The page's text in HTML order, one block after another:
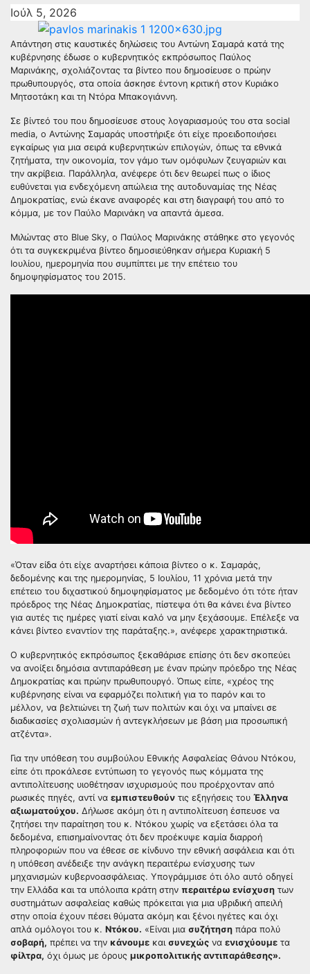
Ιούλ 5, 2026
Απάντηση στις καυστικές δηλώσεις του Αντώνη Σαμαρά κατά της
κυβέρνησης έδωσε ο κυβερνητικός εκπρόσωπος Παύλος
Μαρινάκης, σχολιάζοντας τα βίντεο που δημοσίευσε ο πρώην
πρωθυπουργός, στα οποία άσκησε έντονη κριτική στον Κυριάκο
Μητσοτάκη και τη Ντόρα Μπακογιάννη.
Σε βίντεό του που δημοσίευσε στους λογαριασμούς του στα social
media, ο Αντώνης Σαμαράς υποστήριξε ότι είχε προειδοποιήσει
εγκαίρως για μια σειρά κυβερνητικών επιλογών, όπως τα εθνικά
ζητήματα, την οικονομία, τον γάμο των ομόφυλων ζευγαριών και
την ακρίβεια. Παράλληλα, ανέφερε ότι δεν θεωρεί πως ο ίδιος
ευθύνεται για ενδεχόμενη απώλεια της αυτοδυναμίας της Νέας
Δημοκρατίας, ενώ έκανε αναφορές και στη διαγραφή του από το
κόμμα, με τον Παύλο Μαρινάκη να απαντά άμεσα.
Μιλώντας στο Blue Sky, ο Παύλος Μαρινάκης στάθηκε στο γεγονός
ότι τα συγκεκριμένα βίντεο δημοσιεύθηκαν σήμερα Κυριακή 5
Ιουλίου, ημερομηνία που συμπίπτει με την επέτειο του
δημοψηφίσματος του 2015.
«Όταν είδα ότι είχε αναρτήσει κάποια βίντεο ο κ. Σαμαράς,
δεδομένης και της ημερομηνίας, 5 Ιουλίου, 11 χρόνια μετά την
επέτειο του διχαστικού δημοψηφίσματος με δεδομένο ότι τότε ήταν
πρόεδρος της Νέας Δημοκρατίας, πίστεψα ότι θα κάνει ένα βίντεο
για αυτές τις ημέρες γιατί είναι καλό να μην ξεχάσουμε. Επέλεξε να
κάνει βίντεο εναντίον της παράταξης.», ανέφερε χαρακτηριστικά.
Ο κυβερνητικός εκπρόσωπος ξεκαθάρισε επίσης ότι δεν σκοπεύει
να ανοίξει δημόσια αντιπαράθεση με έναν πρώην πρόεδρο της Νέας
Δημοκρατίας και πρώην πρωθυπουργό. Όπως είπε, «χρέος της
κυβέρνησης είναι να εφαρμόζει πολιτική για το παρόν και το
μέλλον, να βελτιώνει τη ζωή των πολιτών και όχι να μπαίνει σε
διαδικασίες σχολιασμών ή αντεγκλήσεων με βάση μια προσωπική
ατζέντα».
Για την υπόθεση του συμβούλου Εθνικής Ασφαλείας Θάνου Ντόκου,
είπε ότι προκάλεσε εντύπωση το γεγονός πως κόμματα της
αντιπολίτευσης υιοθέτησαν ισχυρισμούς που προέρχονταν από
ρωσικές πηγές, αντί να εμπιστευθούν τις εξηγήσεις του Έλληνα
αξιωματούχου. Δήλωσε ακόμη ότι η αντιπολίτευση έσπευσε να
ζητήσει την παραίτηση του κ. Ντόκου χωρίς να εξετάσει όλα τα
δεδομένα, επισημαίνοντας ότι δεν προέκυψε καμία διαρροή
πληροφοριών που να έθεσε σε κίνδυνο την εθνική ασφάλεια και ότι
η υπόθεση ανέδειξε την ανάγκη περαιτέρω ενίσχυσης των
μηχανισμών κυβερνοασφάλειας. Υπογράμμισε ότι όλο αυτό οδηγεί
την Ελλάδα και τα υπόλοιπα κράτη στην περαιτέρω ενίσχυση των
συστημάτων ασφαλείας καθώς πρόκειται για μια υβριδική απειλή
στην οποία έχουν πέσει θύματα ακόμη και ξένοι ηγέτες και όχι
απλά ομόλογοι του κ. Ντόκου. «Είναι μια συζήτηση πάρα πολύ
σοβαρή, πρέπει να την κάνουμε και συνεχώς να ενισχύουμε τα
φίλτρα, όχι όμως με όρους μικροπολιτικής αντιπαράθεσης».